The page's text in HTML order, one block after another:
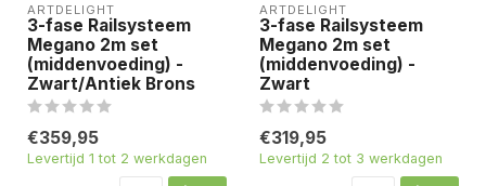
ARTDELIGHT
3-fase Railsysteem
Megano 2m set
(middenvoeding) -
Zwart/Antiek Brons
€359,95
Levertijd 1 tot 2 werkdagen
ARTDELIGHT
3-fase Railsysteem
Megano 2m set
(middenvoeding) -
Zwart
€319,95
Levertijd 2 tot 3 werkdagen